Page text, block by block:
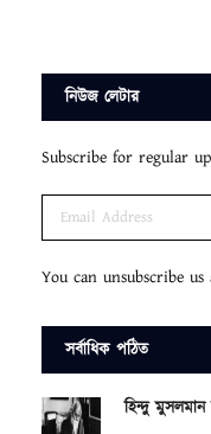
নিউজ লেটার
Subscribe for regular
You can unsubscribe
সর্বাধিক পঠিত
হিন্দু মুসলমান